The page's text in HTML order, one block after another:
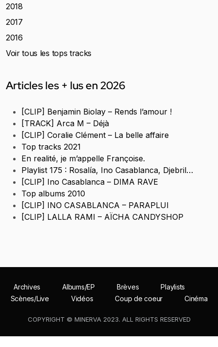
2018
2017
2016
Voir tous les tops tracks
Articles les + lus en 2026
[CLIP] Benjamin Biolay – Rends l’amour !
[TRACK] Arca M – Déjà
[CLIP] Coralie Clément – La belle affaire
Top tracks 2021
En realité, je m’appelle Françoise.
Playlist 175 : Rosalía, Ino Casablanca, Djebril…
[CLIP] Ino Casablanca – DIMA RAVE
Top albums 2010
[CLIP] INO CASABLANCA – PARAPLUI
[CLIP] LALLA RAMI – AÏCHA CANDYSHOP
Archives Albums/EP Brèves
Playlists
Scènes/Live
Vidéos Coup de coeur Cinéma
COPYRIGHT © MINERVA 2023. ALL RIGHTS RESERVED